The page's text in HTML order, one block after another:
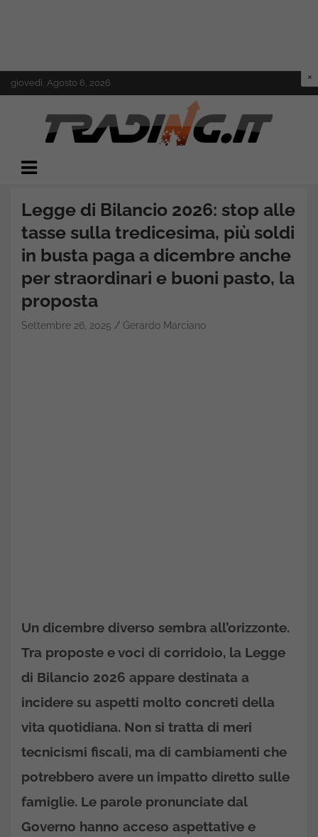
Skip
to
giovedì, Agosto 6, 2026
Trading.it
Legge di Bilancio 2026: stop alle
tasse sulla tredicesima, più soldi
in busta paga a dicembre anche
per straordinari e buoni pasto, la
proposta
Settembre 26, 2025 Gerardo Marciano
Un dicembre diverso sembra all’orizzonte.
Tra proposte e voci di corridoio, la Legge
di Bilancio 2026 appare destinata a
incidere su aspetti molto concreti della
vita quotidiana. Non si tratta di meri
tecnicismi fiscali, ma di cambiamenti che
potrebbero avere un impatto diretto sulle
famiglie. Le parole pronunciate dal
Governo hanno acceso aspettative e